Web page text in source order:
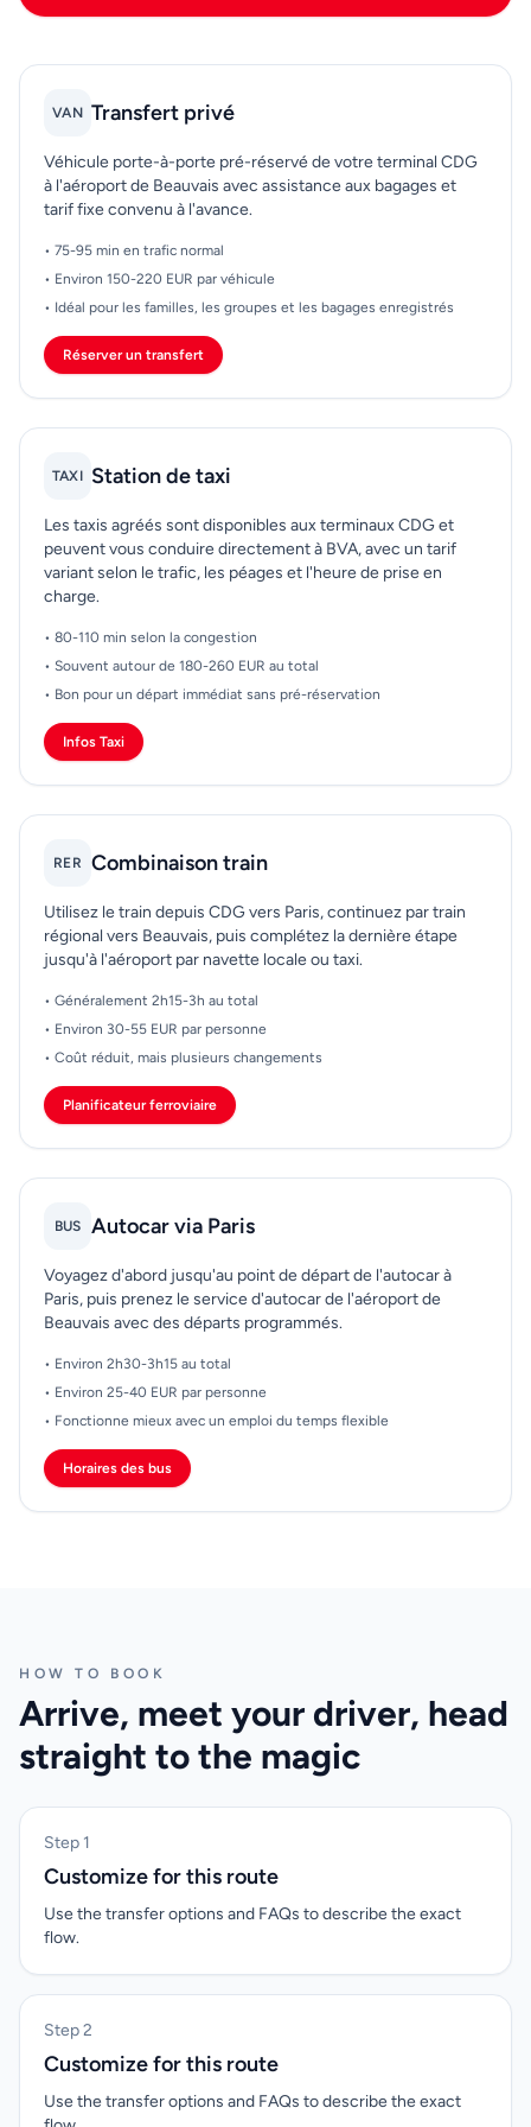
VAN Transfert privé
Véhicule porte-à-porte pré-réservé de votre terminal CDG
à l'aéroport de Beauvais avec assistance aux bagages et
tarif fixe convenu à l'avance.
• 75-95 min en trafic normal
• Environ 150-220 EUR par véhicule
• Idéal pour les familles, les groupes et les bagages enregistrés
Réserver un transfert
TAXI Station de taxi
Les taxis agréés sont disponibles aux terminaux CDG et
peuvent vous conduire directement à BVA, avec un tarif
variant selon le trafic, les péages et l'heure de prise en
charge.
• 80-110 min selon la congestion
• Souvent autour de 180-260 EUR au total
• Bon pour un départ immédiat sans pré-réservation
Infos Taxi
RER Combinaison train
Utilisez le train depuis CDG vers Paris, continuez par train
régional vers Beauvais, puis complétez la dernière étape
jusqu'à l'aéroport par navette locale ou taxi.
• Généralement 2h15-3h au total
• Environ 30-55 EUR par personne
• Coût réduit, mais plusieurs changements
Planificateur ferroviaire
BUS Autocar via Paris
Voyagez d'abord jusqu'au point de départ de l'autocar à
Paris, puis prenez le service d'autocar de l'aéroport de
Beauvais avec des départs programmés.
• Environ 2h30-3h15 au total
• Environ 25-40 EUR par personne
• Fonctionne mieux avec un emploi du temps flexible
Horaires des bus
HOW TO BOOK
Arrive, meet your driver, head
straight to the magic
Step 1
Customize for this route
Use the transfer options and FAQs to describe the exact
flow.
Step 2
Customize for this route
Use the transfer options and FAQs to describe the exact